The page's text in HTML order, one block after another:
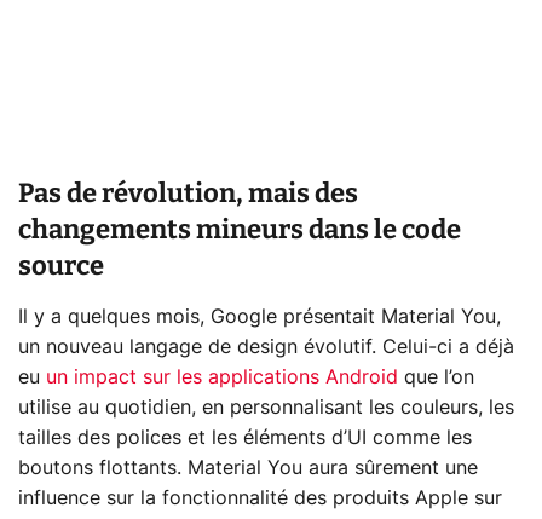
Pas de révolution, mais des
changements mineurs dans le code
source
Il y a quelques mois, Google présentait Material You,
un nouveau langage de design évolutif. Celui-ci a déjà
eu un impact sur les applications Android que l’on
utilise au quotidien, en personnalisant les couleurs, les
tailles des polices et les éléments d’UI comme les
boutons flottants. Material You aura sûrement une
influence sur la fonctionnalité des produits Apple sur